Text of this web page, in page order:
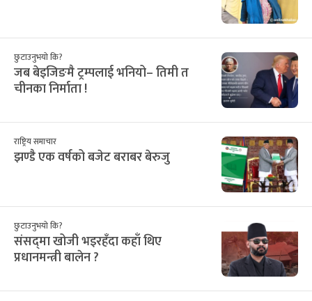
छुटाउनुभयो कि?
जब बेइजिङमै ट्रम्पलाई भनियो– तिमी त
चीनका निर्माता !
राष्ट्रिय समाचार
झण्डै एक वर्षको बजेट बराबर बेरुजु
छुटाउनुभयो कि?
संसद्‌मा खोजी भइरहँदा कहाँ थिए
प्रधानमन्त्री बालेन ?